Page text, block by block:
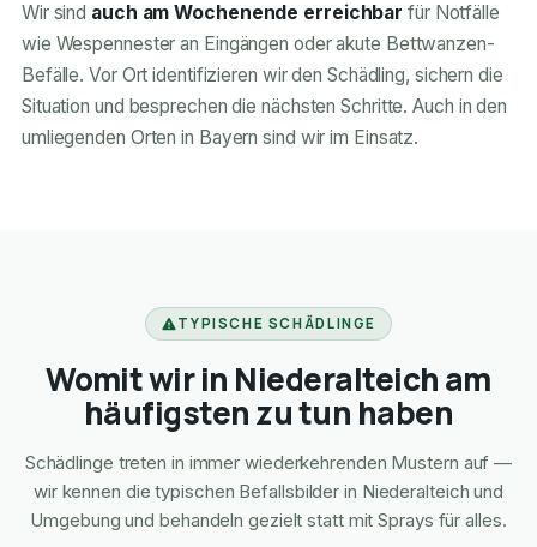
Wir sind auch am Wochenende erreichbar für Notfälle
wie Wespennester an Eingängen oder akute Bettwanzen-
Befälle. Vor Ort identifizieren wir den Schädling, sichern die
Situation und besprechen die nächsten Schritte. Auch in den
umliegenden Orten in Bayern sind wir im Einsatz.
TYPISCHE SCHÄDLINGE
Womit wir in Niederalteich am
häufigsten zu tun haben
Schädlinge treten in immer wiederkehrenden Mustern auf —
wir kennen die typischen Befallsbilder in Niederalteich und
Umgebung und behandeln gezielt statt mit Sprays für alles.